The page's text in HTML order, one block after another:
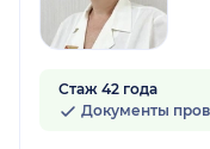
Стаж 42 года
Документы